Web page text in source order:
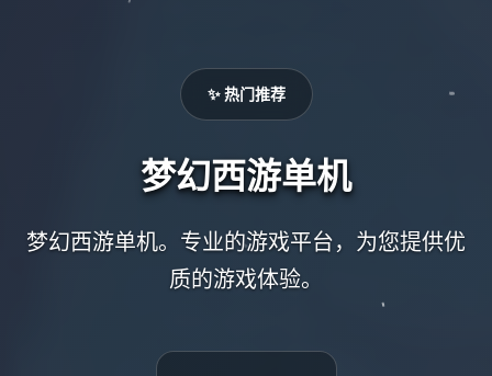
✨ 热门推荐
梦幻西游单机
梦幻西游单机。专业的游戏平台，为您提供优
质的游戏体验。